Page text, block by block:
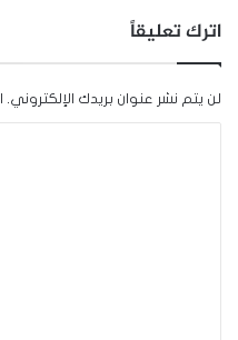
اترك تعليقاً
لن يتم نشر عنوان بريدك الإلكتروني.